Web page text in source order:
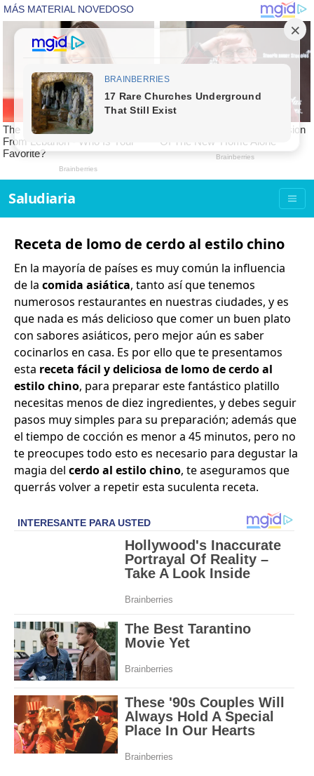
Saludiaria
Receta de lomo de cerdo al estilo chino
En la mayoría de países es muy común la influencia
de la comida asiática, tanto así que tenemos
numerosos restaurantes en nuestras ciudades, y es
que nada es más delicioso que comer un buen plato
con sabores asiáticos, pero mejor aún es saber
cocinarlos en casa. Es por ello que te presentamos
esta receta fácil y deliciosa de lomo de cerdo al
estilo chino, para preparar este fantástico platillo
necesitas menos de diez ingredientes, y debes seguir
pasos muy simples para su preparación; además que
el tiempo de cocción es menor a 45 minutos, pero no
te preocupes todo esto es necesario para degustar la
magia del cerdo al estilo chino, te aseguramos que
querrás volver a repetir esta suculenta receta.